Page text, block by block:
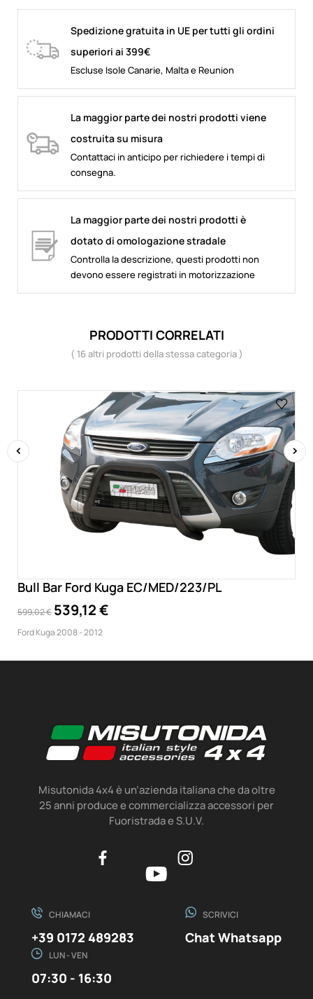
Spedizione gratuita in UE per tutti gli ordini
superiori ai 399€
Escluse Isole Canarie, Malta e Reunion
La maggior parte dei nostri prodotti viene
costruita su misura
Contattaci in anticipo per richiedere i tempi di
consegna.
La maggior parte dei nostri prodotti è
dotato di omologazione stradale
Controlla la descrizione, questi prodotti non
devono essere registrati in motorizzazione
PRODOTTI CORRELATI
( 16 altri prodotti della stessa categoria )
Bull Bar Ford Kuga EC/MED/223/PL
599,02 € 539,12 €
Ford Kuga 2008 - 2012
›
Misutonida 4x4 è un’azienda italiana che da oltre
25 anni produce e commercializza accessori per
Fuoristrada e S.U.V.
CHIAMACI
+39 0172 489283
SCRIVICI
Chat Whatsapp
LUN - VEN
07:30 - 16:30